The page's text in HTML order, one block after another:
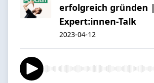
erfolgreich gründen |
Expert:innen-Talk
2023-04-12